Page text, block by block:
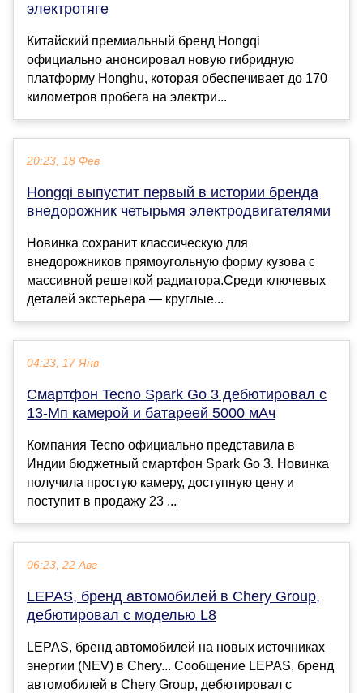
электротяге
Китайский премиальный бренд Hongqi
официально анонсировал новую гибридную
платформу Honghu, которая обеспечивает до 170
километров пробега на электри...
20:23, 18 Фев
Hongqi выпустит первый в истории бренда
внедорожник четырьмя электродвигателями
Новинка сохранит классическую для
внедорожников прямоугольную форму кузова с
массивной решеткой радиатора.Среди ключевых
деталей экстерьера — круглые...
04:23, 17 Янв
Смартфон Tecno Spark Go 3 дебютировал с
13-Мп камерой и батареей 5000 мАч
Компания Tecno официально представила в
Индии бюджетный смартфон Spark Go 3. Новинка
получила простую камеру, доступную цену и
поступит в продажу 23 ...
06:23, 22 Авг
LEPAS, бренд автомобилей в Chery Group,
дебютировал с моделью L8
LEPAS, бренд автомобилей на новых источниках
энергии (NEV) в Chery... Сообщение LEPAS, бренд
автомобилей в Chery Group, дебютировал с